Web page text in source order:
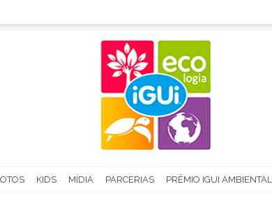
KIDS MÍDIA PARCERIAS PRÊMIO IGUI AMBIENTAL